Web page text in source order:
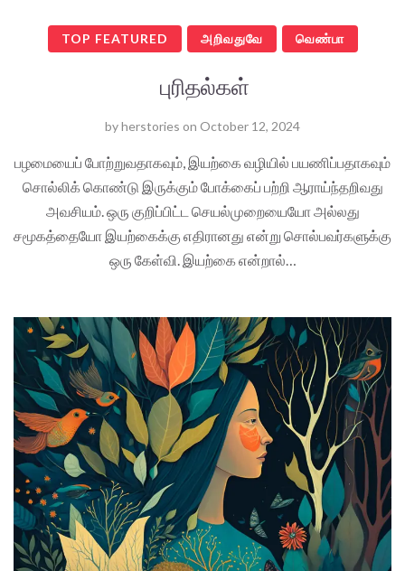
TOP FEATURED அறிவதுவே வெண்பா
புரிதல்கள்
byherstories on October 12, 2024
பழமையைப் போற்றுவதாகவும், இயற்கை வழியில் பயணிப்பதாகவும்
சொல்லிக் கொண்டு இருக்கும் போக்கைப் பற்றி ஆராய்ந்தறிவது
அவசியம். ஒரு குறிப்பிட்ட செயல்முறையையோ அல்லது
சமூகத்தையோ இயற்கைக்கு எதிரானது என்று சொல்பவர்களுக்கு
ஒரு கேள்வி. இயற்கை என்றால்…